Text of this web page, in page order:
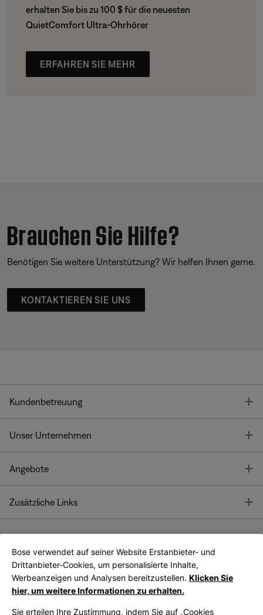
erhalten Sie bis zu 100 $ für die neuesten
QuietComfort Ultra-Ohrhörer
ERFAHREN SIE MEHR
Brauchen Sie Hilfe?
Benötigen Sie weitere Unterstützung? Wir helfen Ihnen gerne.
KONTAKTIEREN SIE UNS
Kundenbetreuung
Unser Unternehmen
Angebote
Zusätzliche Links
Bose App
Bose Connect
App
Bose verwendet auf seiner Website Erstanbieter- und
Drittanbieter-Cookies, um personalisierte Inhalte,
Werbeanzeigen und Analysen bereitzustellen. Klicken Sie
hier, um weitere Informationen zu erhalten.
Sie erteilen Ihre Zustimmung, indem Sie auf „Cookies